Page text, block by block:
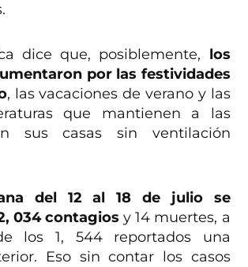
dice que, posiblemente, los
por las festividades
, las vacaciones de verano y las
que mantienen a las
sus casas sin ventilación
del 12 al 18 de julio se
034 contagiosy 14 muertes, a
los 1, 544 reportados una
Eso sin contar los casos